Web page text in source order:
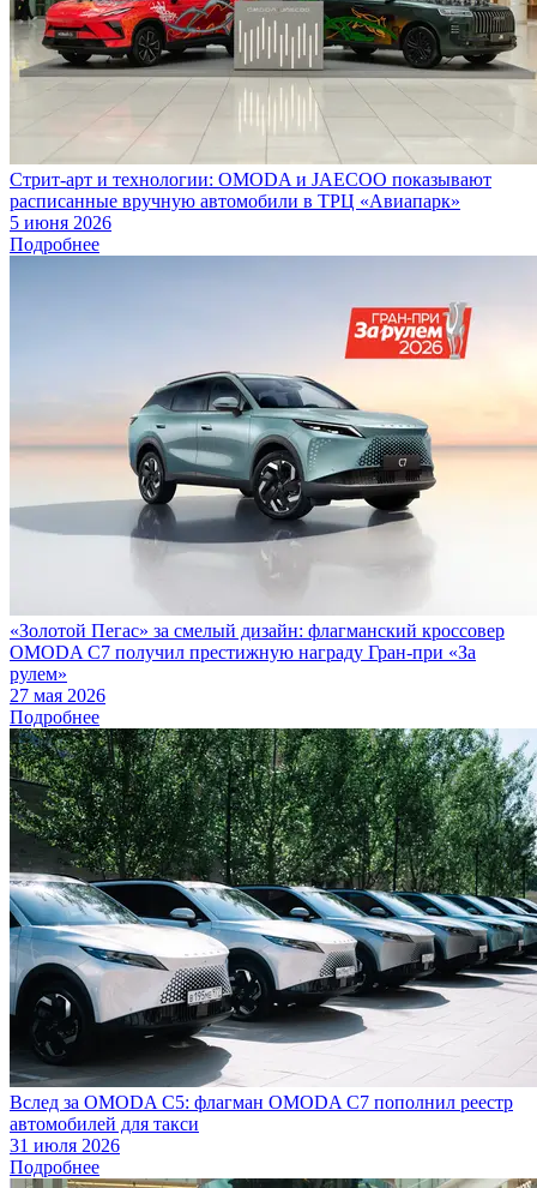
Стрит-арт и технологии: OMODA и JAECOO показывают
расписанные вручную автомобили в ТРЦ «Авиапарк»
5 июня 2026
Подробнее
«Золотой Пегас» за смелый дизайн: флагманский кроссовер
OMODA C7 получил престижную награду Гран-при «За
рулем»
27 мая 2026
Подробнее
Вслед за OMODA C5: флагман OMODA C7 пополнил реестр
автомобилей для такси
31 июля 2026
Подробнее